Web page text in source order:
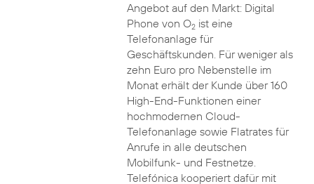
Angebot auf den Markt: Digital
Phone von O2ist eine
Telefonanlage für
Geschäftskunden. Für weniger als
zehn Euro pro Nebenstelle im
Monat erhält der Kunde über 160
High-End-Funktionen einer
hochmodernen Cloud-
Telefonanlage sowie Flatrates für
Anrufe in alle deutschen
Mobilfunk- und Festnetze.
Telefónica kooperiert dafür mit